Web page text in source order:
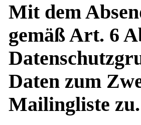
Mit dem
gemäß Art. 6
Daten zum
Mailingliste zu.